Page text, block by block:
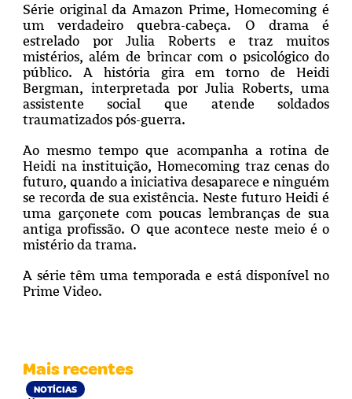
Série original da Amazon Prime, Homecoming é
um verdadeiro quebra-cabeça. O drama é
estrelado por Julia Roberts e traz muitos
mistérios, além de brincar com o psicológico do
público. A história gira em torno de Heidi
Bergman, interpretada por Julia Roberts,uma
assistente social que atende soldados
traumatizados pós-guerra.
Ao mesmo tempo que acompanha a rotina de
Heidi na instituição, Homecoming traz cenas do
futuro, quando a iniciativa desaparece e ninguém
se recorda de sua existência. Neste futuro Heidi é
uma garçonete com poucas lembranças de sua
antiga profissão. O que acontece neste meio é o
mistério da trama.
A série têm uma temporada e está disponível no
Prime Video.
Mais recentes
NOTÍCIAS